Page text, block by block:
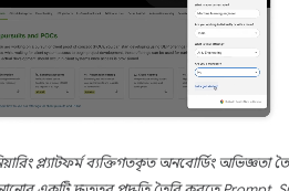
প্ল্যাটফর্ম ব্যক্তিগতকৃত অনবোর্ডিং অভিজ্ঞতা